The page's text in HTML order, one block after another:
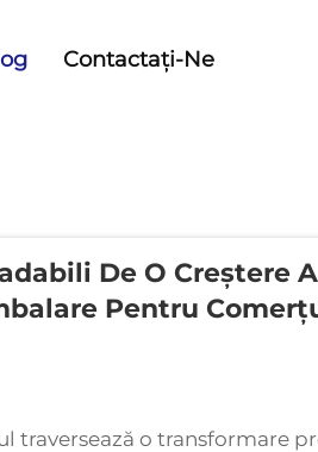
Contactați-Ne
De O Creștere A
Pentru
o transformare